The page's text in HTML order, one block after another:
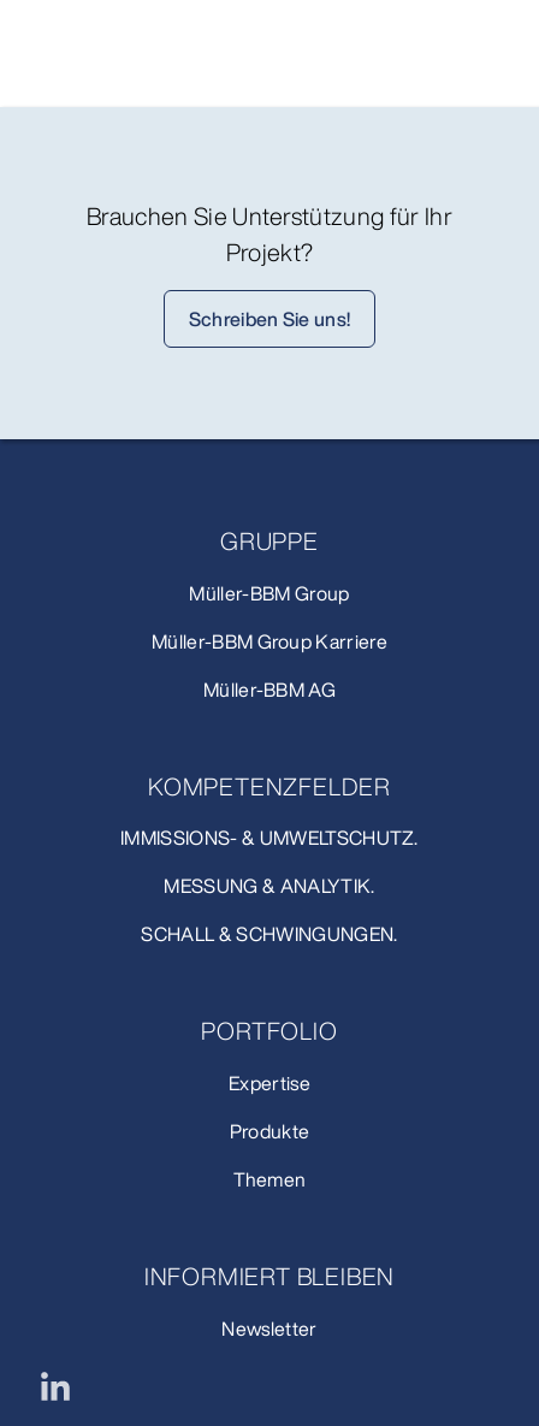
Brauchen Sie Unterstützung für Ihr
Projekt?
Schreiben Sie uns!
GRUPPE
Müller-BBM Group
Müller-BBM Group Karriere
Müller-BBM AG
KOMPETENZFELDER
IMMISSIONS- & UMWELTSCHUTZ.
MESSUNG & ANALYTIK.
SCHALL & SCHWINGUNGEN.
PORTFOLIO
Expertise
Produkte
Themen
INFORMIERT BLEIBEN
Newsletter